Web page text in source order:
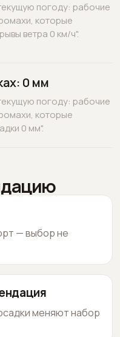
погоду: рабочие
которые
ветра 0 км/ч".
0 мм
погоду: рабочие
которые
0 мм".
— выбор не
меняют набор